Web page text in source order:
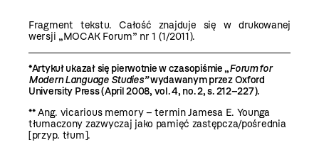
Fragment tekstu. Całość znajduje się w drukowanej
wersji „MOCAK Forum” nr 1 (1/2011).
*Artykuł ukazał się pierwotnie w czasopiśmie „Forum for
Modern Language Studies”wydawanym przez Oxford
University Press (April 2008, vol. 4, no. 2, s. 212–227).
** Ang. vicarious memory – termin Jamesa E. Younga
tłumaczony zazwyczaj jako pamięć zastępcza/pośrednia
[przyp. tłum].